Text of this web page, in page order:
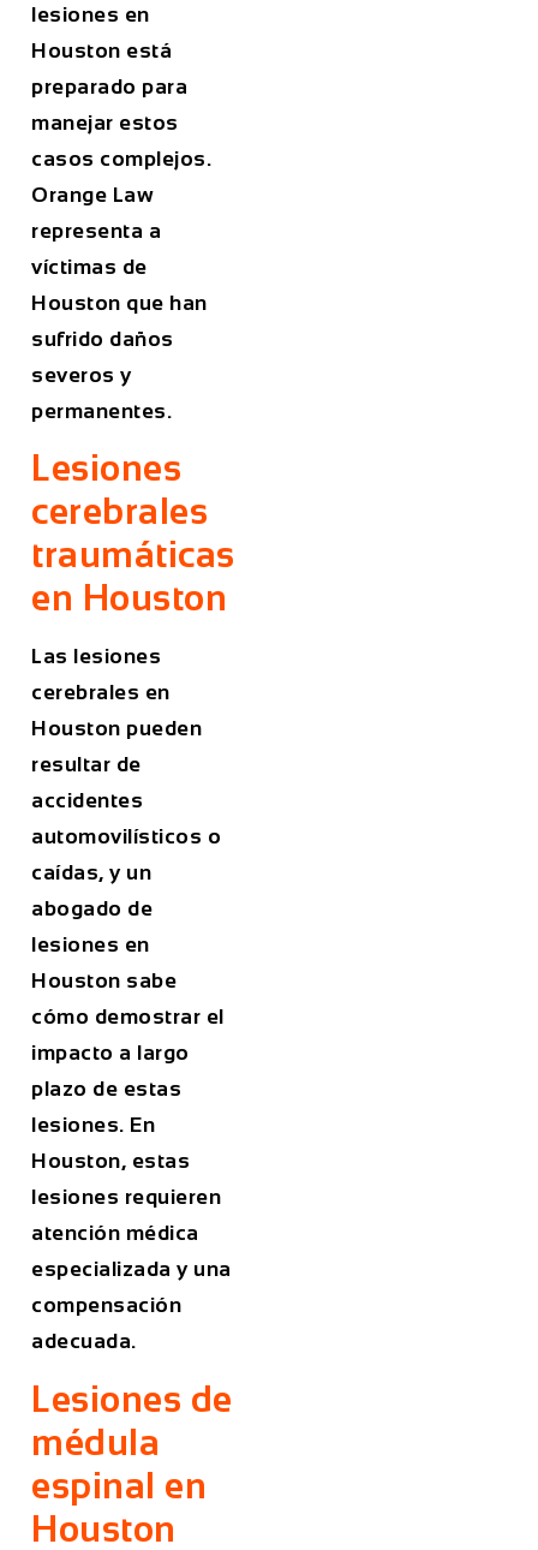
lesiones en
Houston está
preparado para
manejar estos
casos complejos.
Orange Law
representa a
víctimas de
Houston que han
sufrido daños
severos y
permanentes.
Lesiones
cerebrales
traumáticas
en Houston
Las lesiones
cerebrales en
Houston pueden
resultar de
accidentes
automovilísticos o
caídas, y un
abogado de
lesiones en
Houston sabe
cómo demostrar el
impacto a largo
plazo de estas
lesiones. En
Houston, estas
lesiones requieren
atención médica
especializada y una
compensación
adecuada.
Lesiones de
médula
espinal en
Houston